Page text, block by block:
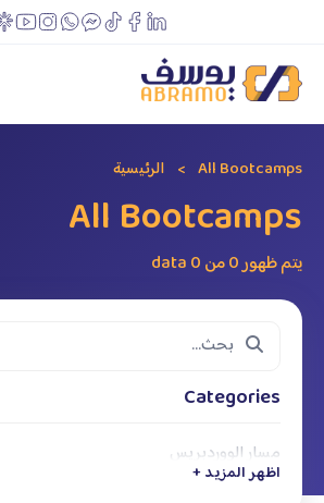
الرئيسية All Bootcamps
All Bootcamps
يتم ظهور 0 من 0 data
Categories
مسار الووردبريس
اظهر المزيد
اظهر المزيد +